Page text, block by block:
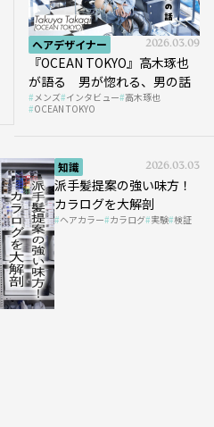
ヘアデザイナー 2026.03.09
『OCEAN TOKYO』高木琢也
が語る 男が惚れる、男の話
メンズ インタビュー 高木琢也
OCEAN TOKYO
知識 2026.03.03
派手髪提案の強い味方！
カラログを大解剖
ヘアカラー カラログ 実験 検証